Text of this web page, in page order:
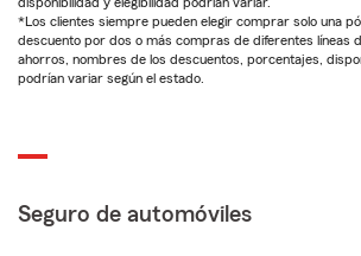
*Los clientes siempre pueden elegir comprar solo una
descuento por dos o más compras de diferentes líneas
ahorros, nombres de los descuentos, porcentajes,
podrían variar según el estado.
Seguro de automóviles